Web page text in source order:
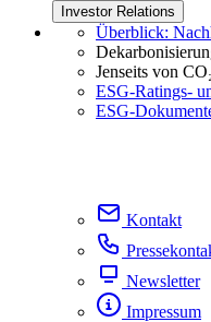
Investor Relations
Überblick:
Jenseits von
ESG-Ratings-
ESG-
Kontakt
Newsletter
Impressum